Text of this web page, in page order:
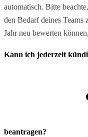
automatisch. Bitte
den Bedarf deines
Jahr neu bewerten
Kann ich jederzeit
beantragen?